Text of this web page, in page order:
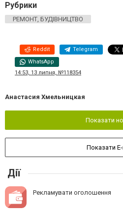
Рубрики
РЕМОНТ, БУДІВНИЦТВО
Reddit Telegram
WhatsApp
14:53, 13 липня, №118354
Анастасия Хмельницкая
Показати
Показати
Дії
Рекламувати оголошення